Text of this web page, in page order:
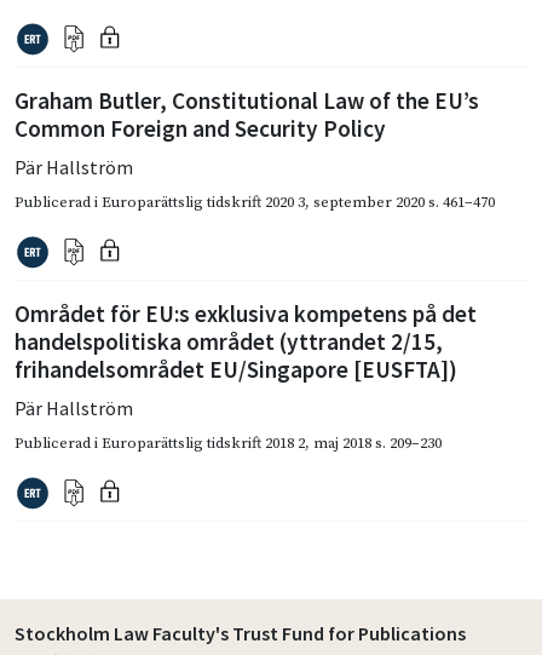
Graham Butler, Constitutional Law of the EU’s
Common Foreign and Security Policy
Pär Hallström
Publicerad iEuroparättslig tidskrift 2020 3, september 2020s. 461–470
Området för EU:s exklusiva kompetens på det
handels­politiska området (yttrandet 2/15,
frihandelsområdet EU/Singapore [EUSFTA])
Pär Hallström
Publicerad iEuroparättslig tidskrift 2018 2, maj 2018s. 209–230
Stockholm Law Faculty's Trust Fund for Publications